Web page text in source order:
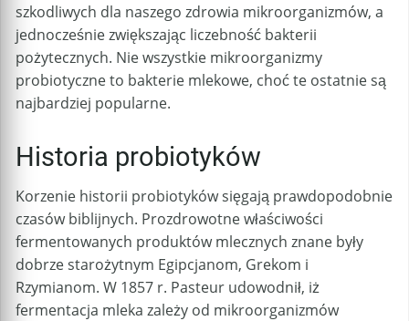
szkodliwych dla naszego zdrowia mikroorganizmów, a
jednocześnie zwiększając liczebność bakterii
pożytecznych. Nie wszystkie mikroorganizmy
probiotyczne to bakterie mlekowe, choć te ostatnie są
najbardziej popularne.
Historia probiotyków
Korzenie historii probiotyków sięgają prawdopodobnie
czasów biblijnych. Prozdrowotne właściwości
fermentowanych produktów mlecznych znane były
dobrze starożytnym Egipcjanom, Grekom i
Rzymianom. W 1857 r. Pasteur udowodnił, iż
fermentacja mleka zależy od mikroorganizmów